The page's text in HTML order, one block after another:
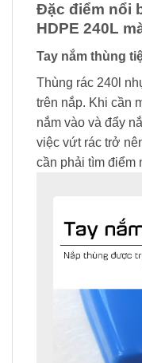
Đặc điểm nổi
HDPE 240L
Tay nắm thùng
Thùng rác 240l
trên nắp. Khi cần
nắm vào và đẩy
việc vứt rác trở
cần phải tìm điểm